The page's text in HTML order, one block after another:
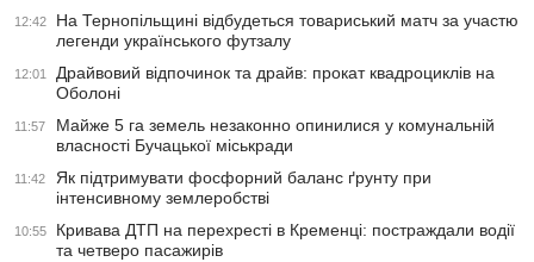
12:42
На Тернопільщині відбудеться товариський матч за участю
легенди українського футзалу
12:01
Драйвовий відпочинок та драйв: прокат квадроциклів на
Оболоні
11:57
Майже 5 га земель незаконно опинилися у комунальній
власності Бучацької міськради
11:42
Як підтримувати фосфорний баланс ґрунту при
інтенсивному землеробстві
10:55
Кривава ДТП на перехресті в Кременці: постраждали водії
та четверо пасажирів